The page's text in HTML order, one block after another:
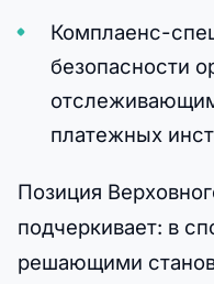
Комплаенс-
безопасности
платежных
Позиция
подчеркивает: в
решающими